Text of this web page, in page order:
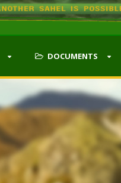
DOCUMENTS